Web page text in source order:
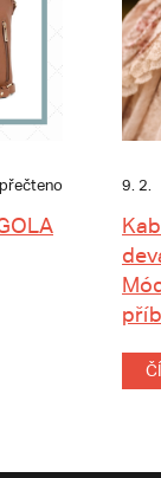
přečteno 9. 2.